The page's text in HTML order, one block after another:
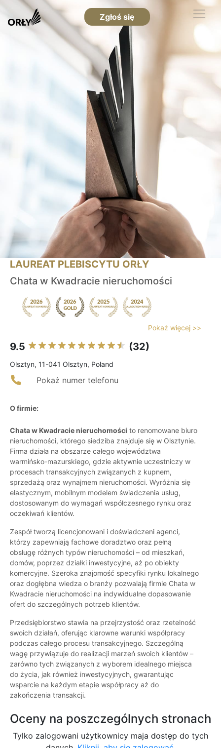
Zgłoś się
LAUREAT PLEBISCYTU ORŁY
Chata w Kwadracie nieruchomości
Pokaż więcej >>
9.5 (32)
Olsztyn, 11-041 Olsztyn, Poland
Pokaż numer telefonu
O firmie:
Chata w Kwadracie nieruchomości to renomowane biuro
nieruchomości, którego siedziba znajduje się w Olsztynie.
Firma działa na obszarze całego województwa
warmińsko-mazurskiego, gdzie aktywnie uczestniczy w
procesach transakcyjnych związanych z kupnem,
sprzedażą oraz wynajmem nieruchomości. Wyróżnia się
elastycznym, mobilnym modelem świadczenia usług,
dostosowanym do wymagań współczesnego rynku oraz
oczekiwań klientów.
Zespół tworzą licencjonowani i doświadczeni agenci,
którzy zapewniają fachowe doradztwo oraz pełną
obsługę różnych typów nieruchomości – od mieszkań,
domów, poprzez działki inwestycyjne, aż po obiekty
komercyjne. Szeroka znajomość specyfiki rynku lokalnego
oraz dogłębna wiedza o branży pozwalają firmie Chata w
Kwadracie nieruchomości na indywidualne dopasowanie
ofert do szczególnych potrzeb klientów.
Przedsiębiorstwo stawia na przejrzystość oraz rzetelność
swoich działań, oferując klarowne warunki współpracy
podczas całego procesu transakcyjnego. Szczególną
wagę przywiązuje do realizacji marzeń swoich klientów –
zarówno tych związanych z wyborem idealnego miejsca
do życia, jak również inwestycyjnych, gwarantując
wsparcie na każdym etapie współpracy aż do
zakończenia transakcji.
Oceny na poszczególnych stronach
Tylko zalogowani użytkownicy maja dostęp do tych